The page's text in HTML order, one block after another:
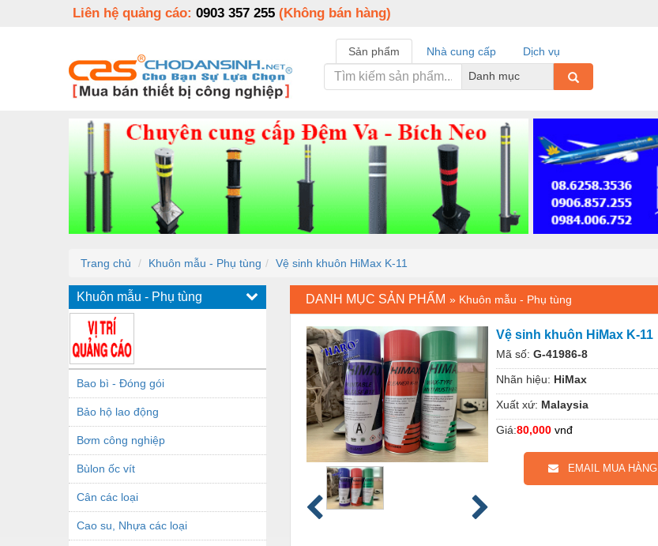
Liên hệ quảng cáo: 0903 357 255 (Không bán hàng)
Sản phẩm Nhà cung cấp
Dịch vụ
Danh mục
Trang chủ Khuôn mẫu - Phụ tùng Vệ sinh khuôn HiMax K-11
Khuôn mẫu - Phụ tùng
Bao bì - Đóng gói
Bảo hộ lao động
Bơm công nghiệp
Bùlon ốc vít
Cân các loại
Cao su, Nhựa các loại
DANH MỤC SẢN PHẨM » Khuôn mẫu - Phụ tùng
Vệ sinh khuôn HiMax K-11
Mã số: G-41986-8
Nhãn hiệu: HiMax
Xuất xứ: Malaysia
Giá:80,000 vnđ
EMAIL MUA HÀNG